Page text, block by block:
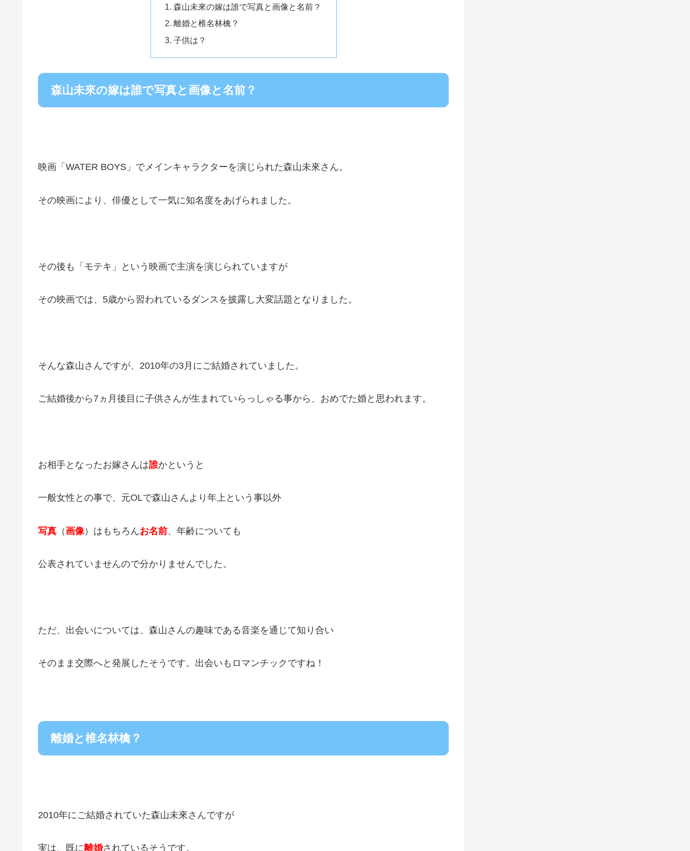
森山未來の嫁は誰で写真と画像と名前？
離婚と椎名林檎？
子供は？
森山未來の嫁は誰で写真と画像と名前？
映画「WATER BOYS」でメインキャラクターを演じられた森山未來さん。
その映画により、俳優として一気に知名度をあげられました。
その後も「モテキ」という映画で主演を演じられていますが
その映画では、5歳から習われているダンスを披露し大変話題となりました。
そんな森山さんですが、2010年の3月にご結婚されていました。
ご結婚後から7ヵ月後目に子供さんが生まれていらっしゃる事から、 おめでた婚と思われます。
お相手となったお嫁さんは誰かというと
一般女性との事で、元OLで森山さんより年上という事以外
写真 （画像）はもちろんお名前、年齢についても
公表されていませんので分かりませんでした。
ただ、出会いについては、森山さんの趣味である音楽を通じて知り合い
そのまま交際へと発展したそうです。出会いもロマンチックですね！
離婚と椎名林檎？
2010年にご結婚されていた森山未來さんですが
実は、既に離婚されているそうです。